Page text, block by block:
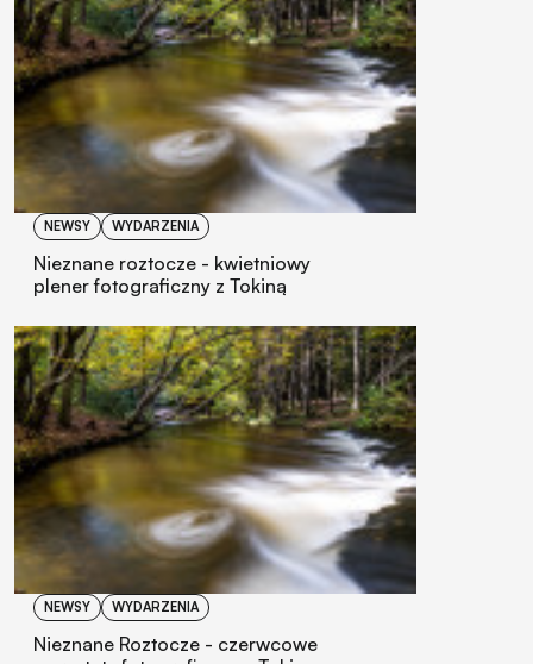
NEWSY WYDARZENIA
Nieznane roztocze - kwietniowy
plener fotograficzny z Tokiną
NEWSY WYDARZENIA
Nieznane Roztocze - czerwcowe